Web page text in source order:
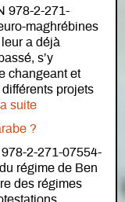
978-2-271-
maghrébines
a déjà
s’y
changeant et
projets
suite
?
2-271-07554-
régime de Ben
des régimes